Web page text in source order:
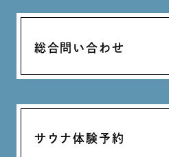
総合問い合わせ
サウナ体験予約